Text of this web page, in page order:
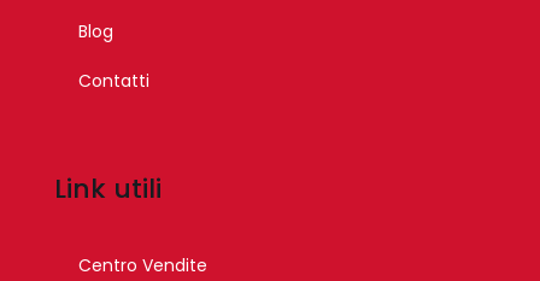
Blog
Contatti
Link utili
Centro Vendite